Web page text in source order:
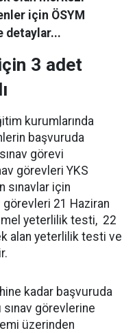
için ÖSYM
detaylar...
3 adet
kurumlarında
başvuruda
görevi
görevleri YKS
sınavlar için
21 Haziran
yeterlilik testi, 22
alan yeterlilik testi ve
kadar başvuruda
görevlerine
üzerinden